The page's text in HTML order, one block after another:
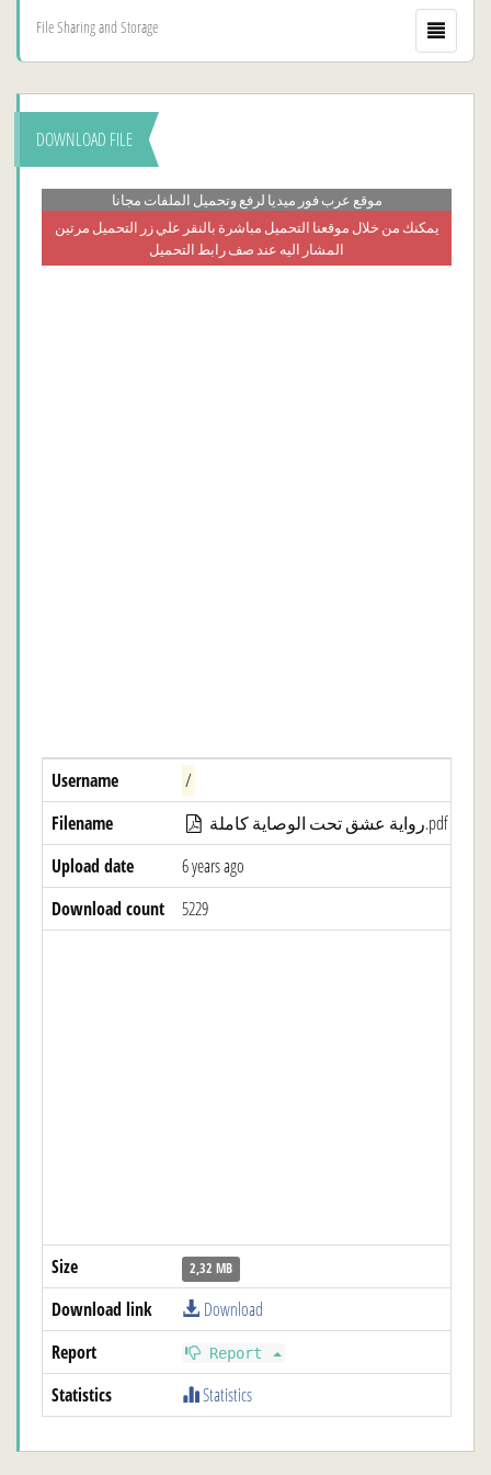
File Sharing and Storage
DOWNLOAD FILE
موقع عرب فور ميديا لرفع وتحميل الملفات مجانا
يمكنك من خلال موقعنا التحميل مباشرة بالنقر علي زر التحميل مرتين
المشار اليه عند صف رابط التحميل
Username
/
Filename
رواية عشق تحت الوصاية كاملة.pdf / (
Upload date
6 years ago
Download count
5229
Size 2,32 MB
Download link
Download
Report
Report
Statistics Statistics